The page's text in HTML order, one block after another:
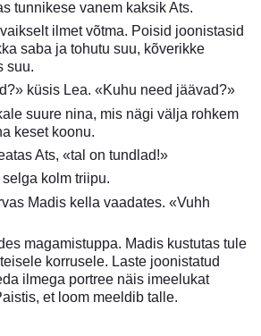
tunnikese vanem kaksik Ats.
ilmet võtma. Poisid joonistasid
saba ja tohutu suu, kõverikke
suu.
küsis Lea. «Kuhu need jäävad?»
suure nina, mis nägi välja rohkem
keset koonu.
Ats, «tal on tundlad!»
kolm triipu.
Madis kella vaadates. «Vuhh
magamistuppa. Madis kustutas tule
korrusele. Laste joonistatud
ilmega portree näis imeelukat
et loom meeldib talle.